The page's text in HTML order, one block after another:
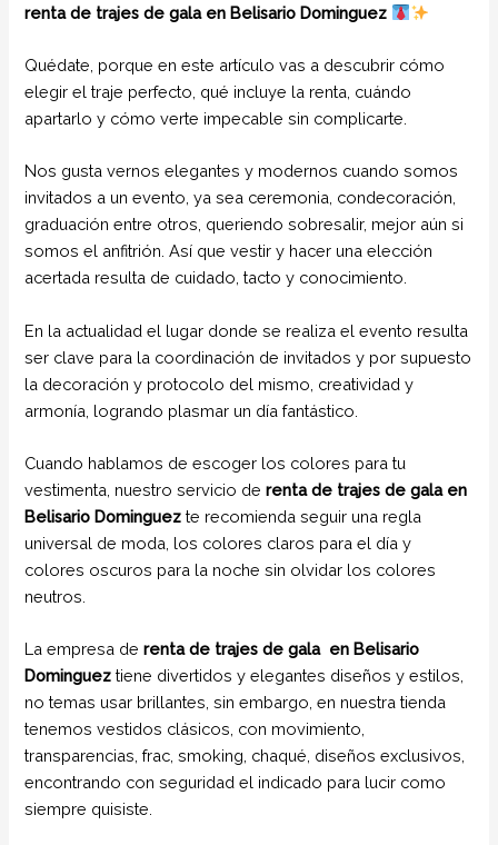
renta de trajes de gala en Belisario Dominguez
Quédate, porque en este artículo vas a descubrir cómo
elegir el traje perfecto, qué incluye la renta, cuándo
apartarlo y cómo verte impecable sin complicarte.
Nos gusta vernos elegantes y modernos cuando somos
invitados a un evento, ya sea ceremonia, condecoración,
graduación entre otros, queriendo sobresalir, mejor aún si
somos el anfitrión. Así que vestir y hacer una elección
acertada resulta de cuidado, tacto y conocimiento.
En la actualidad el lugar donde se realiza el evento resulta
ser clave para la coordinación de invitados y por supuesto
la decoración y protocolo del mismo, creatividad y
armonía, logrando plasmar un día fantástico.
Cuando hablamos de escoger los colores para tu
vestimenta, nuestro servicio derenta de trajes de gala en
Belisario Dominguez te recomienda seguir una regla
universal de moda, los colores claros para el día y
colores oscuros para la noche sin olvidar los colores
neutros.
La empresa derenta de trajes de gala en Belisario
Dominguez tiene divertidos y elegantes diseños y estilos,
no temas usar brillantes, sin embargo, en nuestra tienda
tenemos vestidos clásicos, con movimiento,
transparencias, frac, smoking, chaqué, diseños exclusivos,
encontrando con seguridad el indicado para lucir como
siempre quisiste.